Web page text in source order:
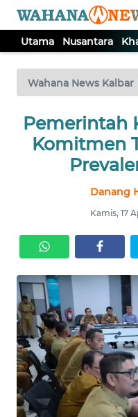
Utama Nusantara
Wahana News Kalbar
Pemerintah
Komitmen
Danang
Kamis, 17
TV
Tutup
UTAMA
NUSANTARA
SERBA-
SERBI
OPINI
Informasi
INDEKS
BERITA
KONTAK